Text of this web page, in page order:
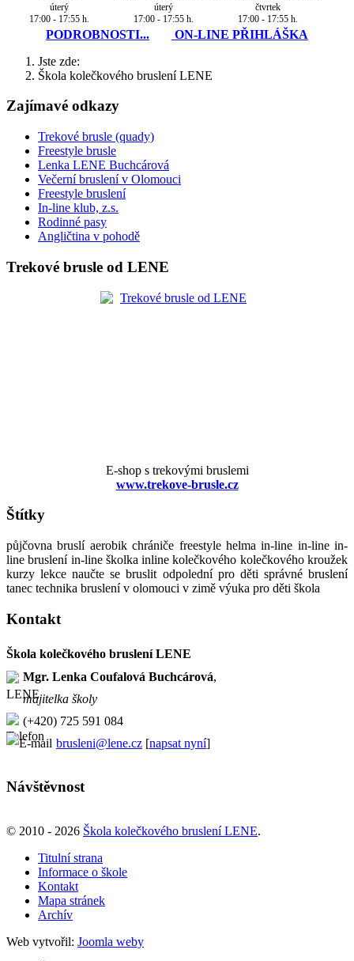
úterý
17:00 - 17:55 h.
úterý
17:00 - 17:55 h.
čtvrtek
17:00 - 17:55 h.
PODROBNOSTI...
ON-LINE PŘIHLÁŠKA
Jste zde:
Škola kolečkového bruslení LENE
Zajímavé odkazy
Trekové brusle (quady)
Freestyle brusle
Lenka LENE Buchcárová
Večerní bruslení v Olomouci
Freestyle bruslení
In-line klub, z.s.
Rodinné pasy
Angličtina v pohodě
Trekové brusle od LENE
E-shop s trekovými bruslemi
www.trekove-brusle.cz
Štítky
půjčovna bruslí aerobik chrániče freestyle helma in-line in-line in-
line bruslení in-line školka inline kolečkového kolečkového kroužek
kurzy lekce naučte se bruslit odpolední pro děti správné bruslení
tanec technika bruslení v olomouci v zimě výuka pro děti škola
Kontakt
Škola kolečkového bruslení LENE
Mgr. Lenka Coufalová Buchcárová,
majitelka školy
(+420) 725 591 084
brusleni@lene.cz [napsat nyní]
Návštěvnost
© 2010 - 2026 Škola kolečkového bruslení LENE.
Titulní strana
Informace o škole
Kontakt
Mapa stránek
Archív
Web vytvořil: Joomla weby